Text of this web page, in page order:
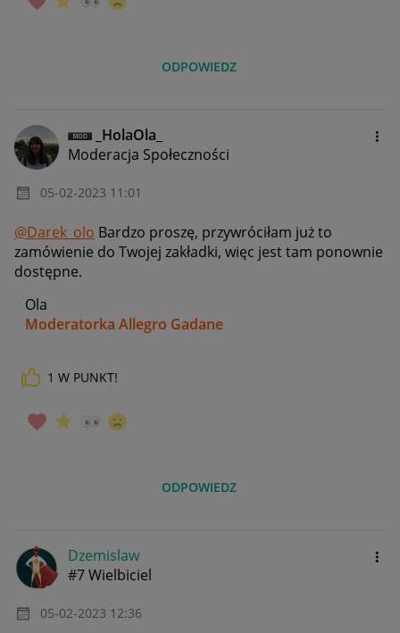
ODPOWIEDZ
_HolaOla_
Moderacja Społeczności
‎05-02-2023 11:01
@Darek_olo Bardzo proszę, przywróciłam już to
zamówienie do Twojej zakładki, więc jest tam ponownie
dostępne.
Ola
Moderatorka Allegro Gadane
1 W PUNKT!
ODPOWIEDZ
Dzemislaw
#7 Wielbiciel
‎05-02-2023 12:36